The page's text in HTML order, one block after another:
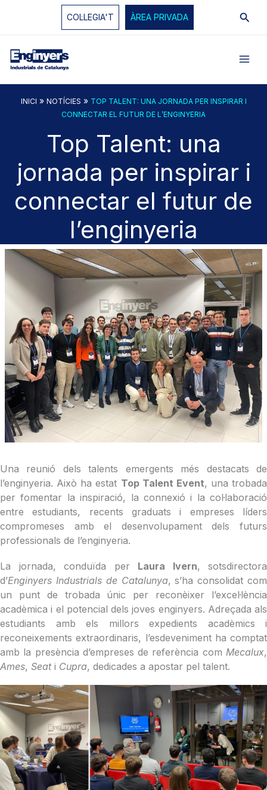
COL·LEGIA'T ÀREA PRIVADA
INICI » NOTÍCIES » TOP TALENT: UNA JORNADA PER INSPIRAR I
CONNECTAR EL FUTUR DE L’ENGINYERIA
Top Talent: una
jornada per inspirar i
connectar el futur de
l’enginyeria
Una reunió dels talents emergents més destacats de
l’enginyeria. Això ha estat Top Talent Event, una trobada
per fomentar la inspiració, la connexió i la col·laboració
entre estudiants, recents graduats i empreses líders
compromeses amb el desenvolupament dels futurs
professionals de l’enginyeria.
La jornada, conduïda per Laura Ivern, sotsdirectora
d’Enginyers Industrials de Catalunya, s’ha consolidat com
un punt de trobada únic per reconèixer l’excel·lència
acadèmica i el potencial dels joves enginyers. Adreçada als
estudiants amb els millors expedients acadèmics i
reconeixements extraordinaris, l’esdeveniment ha comptat
amb la presència d’empreses de referència com Mecalux,
Ames, Seat i Cupra, dedicades a apostar pel talent.